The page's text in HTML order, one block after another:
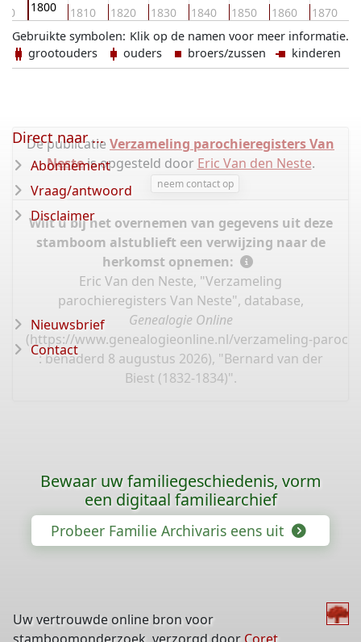
1800 1810 1820 1830 1840 1850 1860 1870
Klik op de namen voor meer informatie.
Gebruikte symbolen:
grootouders
ouders broers/zussen kinderen
De publicatie Verzameling parochieregisters Van
Nesteis opgesteld door Eric Van den Neste.
neem contact op
Wilt u bij het overnemen van gegevens uit deze
stamboom alstublieft een verwijzing naar de
herkomst opnemen:
Eric Van den Neste, "Verzameling
parochieregisters Van Neste", database,
Genealogie Online
(https://www.genealogieonline.nl/verzameling-
: benaderd 8 augustus 2026), "Bernard van der
Biest (1832-1834)".
Direct naar ...
Abonnement
Vraag/antwoord
Disclaimer
Nieuwsbrief
Contact
Bewaar uw familiegeschiedenis, vorm
een digitaal familiearchief
Probeer Familie Archivaris eens uit
Uw vertrouwde online bron voor